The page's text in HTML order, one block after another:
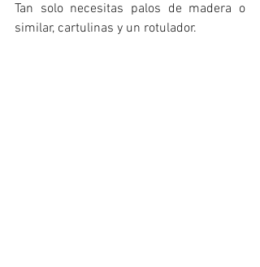
Tan solo necesitas palos de madera o
similar, cartulinas y un rotulador.